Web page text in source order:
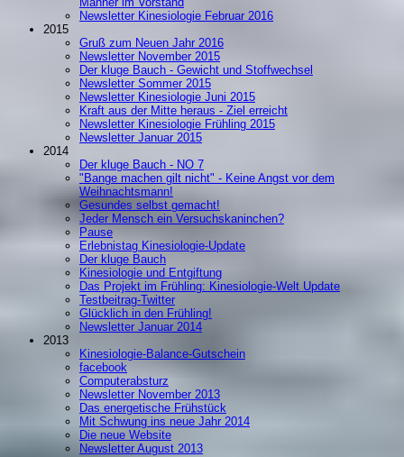
Newsletter Kinesiologie Februar 2016
2015
Gruß zum Neuen Jahr 2016
Newsletter November 2015
Der kluge Bauch - Gewicht und Stoffwechsel
Newsletter Sommer 2015
Newsletter Kinesiologie Juni 2015
Kraft aus der Mitte heraus - Ziel erreicht
Newsletter Kinesiologie Frühling 2015
Newsletter Januar 2015
2014
Der kluge Bauch - NO 7
"Bange machen gilt nicht" - Keine Angst vor dem
Weihnachtsmann!
Gesundes selbst gemacht!
Jeder Mensch ein Versuchskaninchen?
Pause
Erlebnistag Kinesiologie-Update
Der kluge Bauch
Kinesiologie und Entgiftung
Das Projekt im Frühling: Kinesiologie-Welt Update
Testbeitrag-Twitter
Glücklich in den Frühling!
Newsletter Januar 2014
2013
Kinesiologie-Balance-Gutschein
facebook
Computerabsturz
Newsletter November 2013
Das energetische Frühstück
Mit Schwung ins neue Jahr 2014
Die neue Website
Newsletter August 2013